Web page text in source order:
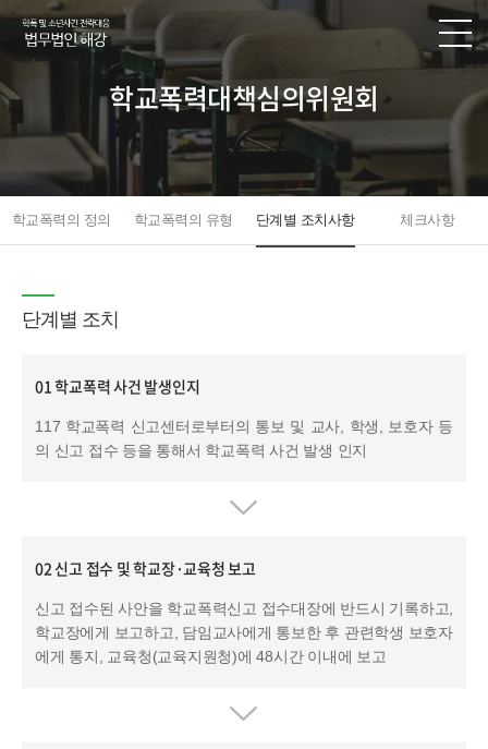
학교폭력대책심의위원회
학교폭력의 정의 학교폭력의 유형 단계별 조치사항 체크사항
단계별 조치
01 학교폭력 사건 발생인지
117 학교폭력 신고센터로부터의 통보 및 교사, 학생, 보호자 등
의 신고 접수 등을 통해서 학교폭력 사건 발생 인지
02 신고 접수 및 학교장·교육청 보고
신고 접수된 사안을 학교폭력신고 접수대장에 반드시 기록하고,
학교장에게 보고하고, 담임교사에게 통보한 후 관련학생 보호자
에게 통지, 교육청(교육지원청)에 48시간 이내에 보고